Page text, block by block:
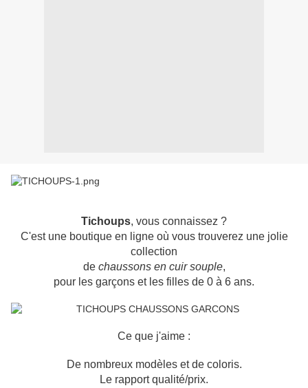
Tichoups, vous connaissez ?
C'est une boutique en ligne où vous trouverez une jolie
collection
de chaussons en cuir souple,
pour les garçons et les filles de 0 à 6 ans.
Ce que j'aime :
De nombreux modèles et de coloris.
Le rapport qualité/prix.